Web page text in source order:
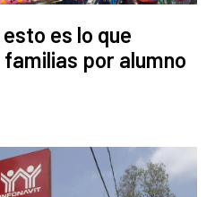
es lo que
por alumno